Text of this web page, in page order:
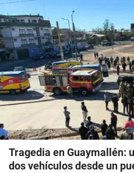
Tragedia en Guaymallén:
dos vehículos desde un